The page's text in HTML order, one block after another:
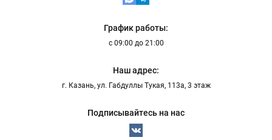
График работы:
с 09:00 до 21:00
Наш адрес:
г. Казань, ул. Габдуллы Тукая, 113а, 3 этаж
Подписывайтесь на нас